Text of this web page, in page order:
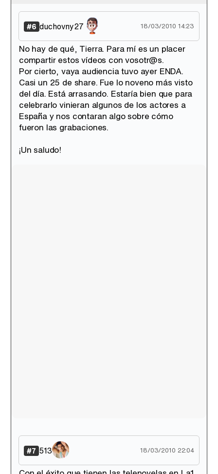
#6 duchovny27 18/03/2010 14:23
No hay de qué, Tierra. Para mí es un placer
compartir estos vídeos con vosotr@s.
Por cierto, vaya audiencia tuvo ayer ENDA.
Casi un 25 de share. Fue lo noveno más visto
del día. Está arrasando. Estaría bien que para
celebrarlo vinieran algunos de los actores a
España y nos contaran algo sobre cómo
fueron las grabaciones.
¡Un saludo!
#7 513 18/03/2010 22:04